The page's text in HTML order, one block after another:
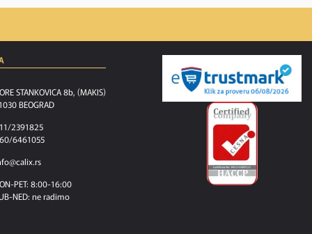
STANKOVICA 8b, (MAKIS)
BEOGRAD
2391825
6461055
PET: 8:00-16:00
NED: ne radimo